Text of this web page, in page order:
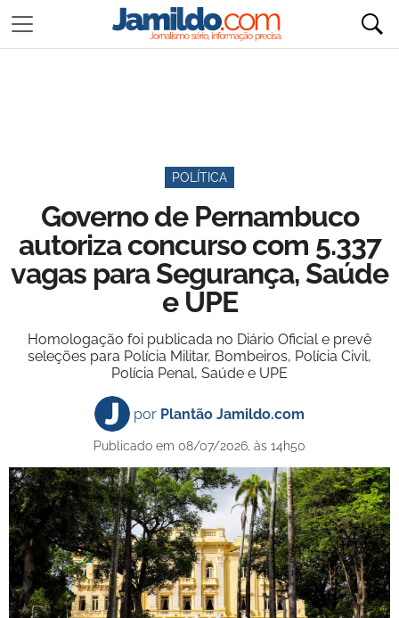
POLÍTICA
Governo de Pernambuco
autoriza concurso com 5.337
vagas para Segurança, Saúde
e UPE
Homologação foi publicada no Diário Oficial e prevê
seleções para Polícia Militar, Bombeiros, Polícia Civil,
Polícia Penal, Saúde e UPE
por Plantão Jamildo.com
Publicado em 08/07/2026, às 14h50